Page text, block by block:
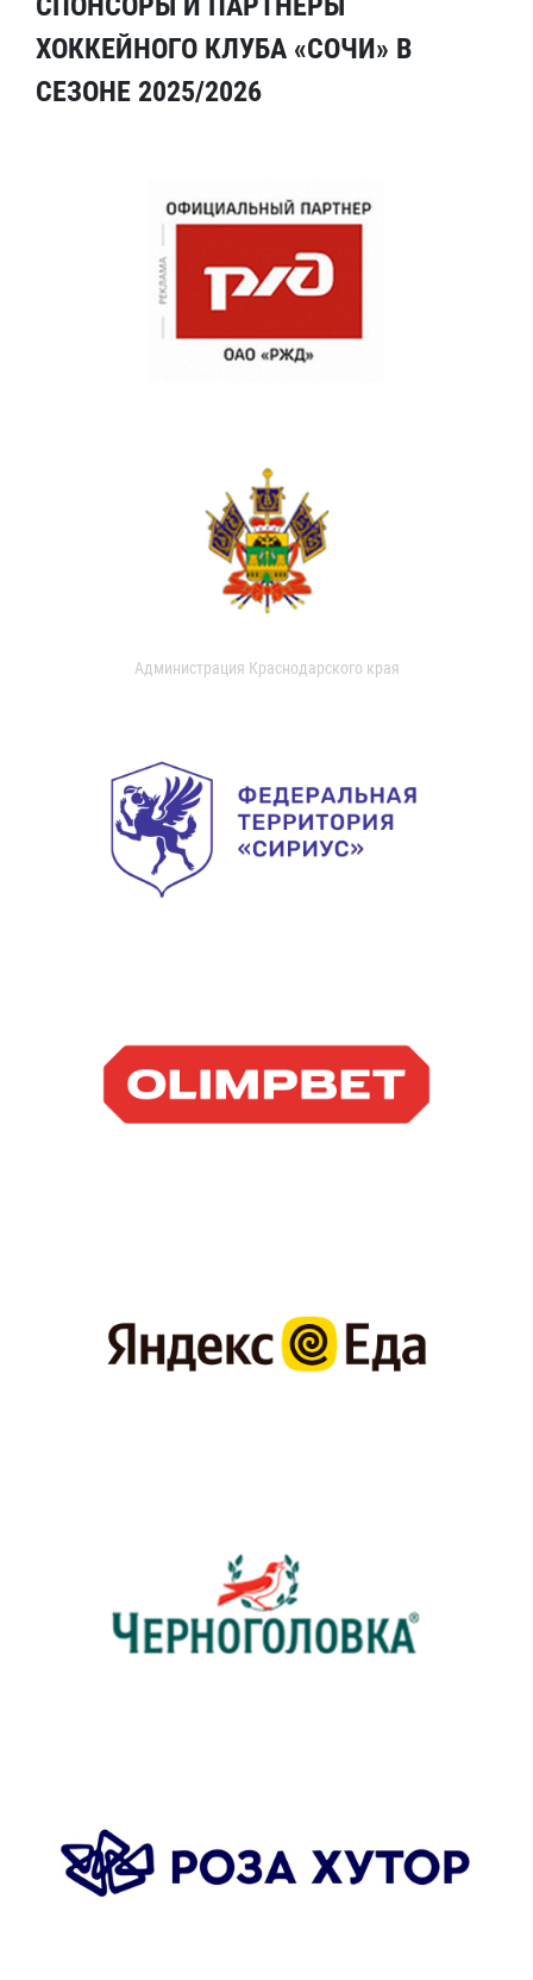
ХОККЕЙНОГО КЛУБА «СОЧИ» В
СЕЗОНЕ 2025/2026
Администрация Краснодарского края